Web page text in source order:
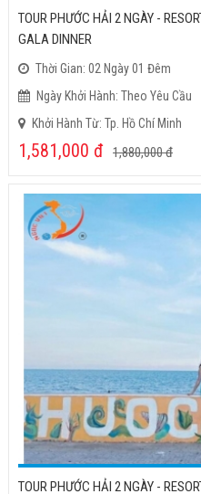
TOUR PHƯỚC HẢI 2 NGÀY -
GALA DINNER
Thời Gian: 02 Ngày 01 Đêm
Ngày Khởi Hành: Theo Yêu Cầu
Khởi Hành Từ: Tp. Hồ Chí Minh
1,581,000 đ 1,880,000đ
TOUR PHƯỚC HẢI 2 NGÀY -